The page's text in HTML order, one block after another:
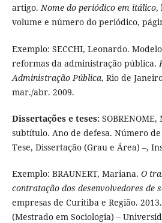
artigo.Nome do periódico em itálico,
volume e número do periódico,
Exemplo: SECCHI, Leonardo.
reformas da administração pública.
Administração Pública, Rio de
mar./abr. 2009.
Dissertações e teses:SOBRENOME,
subtítulo. Ano de defesa. Número
Tese, Dissertação (Grau e Área) –,
Exemplo: BRAUNERT, Mariana. O
contratação dos desenvolvedores de
empresas de Curitiba e Região.
(Mestrado em Sociologia) –